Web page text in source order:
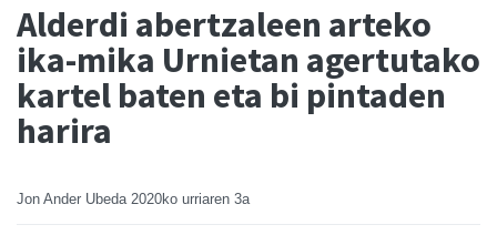
Alderdi abertzaleen arteko
ika-mika Urnietan agertutako
kartel baten eta bi pintaden
harira
Jon Ander Ubeda 2020ko urriaren 3a